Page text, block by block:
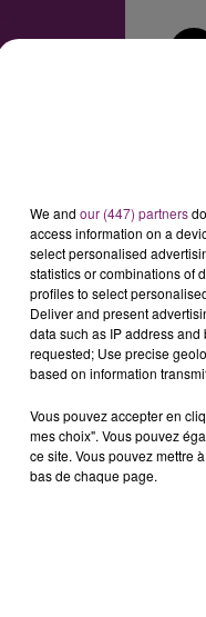
2025 À 12H,
régionales dans
We and our (447) partners
access information on a
select personalised
statistics or combinations of
profiles to select
Deliver and present
data such as IP address
requested; Use precise
based on information
Vous pouvez accepter en
mes choix". Vous pouvez
ce site. Vous pouvez mettre
bas de chaque page.